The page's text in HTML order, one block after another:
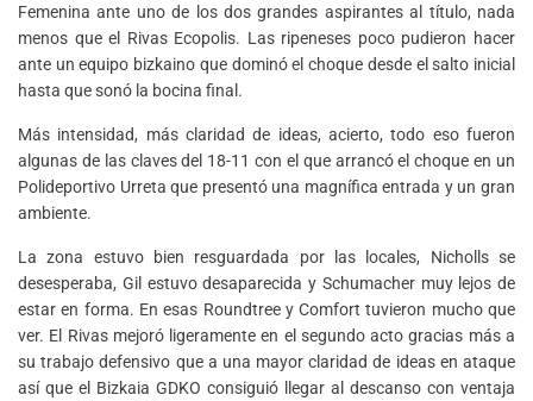
Femenina ante uno de los dos grandes aspirantes al título, nada
menos que el Rivas Ecopolis. Las ripeneses poco pudieron hacer
ante un equipo bizkaino que dominó el choque desde el salto inicial
hasta que sonó la bocina final.
Más intensidad, más claridad de ideas, acierto, todo eso fueron
algunas de las claves del 18-11 con el que arrancó el choque en un
Polideportivo Urreta que presentó una magnífica entrada y un gran
ambiente.
La zona estuvo bien resguardada por las locales, Nicholls se
desesperaba, Gil estuvo desaparecida y Schumacher muy lejos de
estar en forma. En esas Roundtree y Comfort tuvieron mucho que
ver. El Rivas mejoró ligeramente en el segundo acto gracias más a
su trabajo defensivo que a una mayor claridad de ideas en ataque
así que el Bizkaia GDKO consiguió llegar al descanso con ventaja